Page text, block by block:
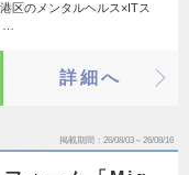
区のメンタルヘルス×ITス
詳細へ
掲載期間 26/08/03～26/08/16